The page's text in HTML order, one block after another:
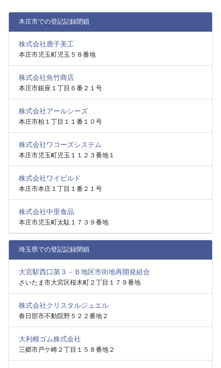
本庄市での登記記録閉鎖
株式会社鹿子美工
本庄市児玉町児玉５８番地
株式会社魚竹商店
本庄市銀座１丁目６番２１号
株式会社アールシーズ
本庄市柏１丁目１１番１０号
株式会社ワコーズシステム
本庄市児玉町児玉１１２３番地１
株式会社ワイビルド
本庄市本庄１丁目１番２１号
株式会社中里食品
本庄市児玉町太駄１７３９番地
埼玉県での登記記録閉鎖
大宮駅西口第３－Ｂ地区市街地再開発組合
さいたま市大宮区桜木町２丁目１７９番地
株式会社クリスタルジュエル
春日部市不動院野５２２番地２
大利根ゴム株式会社
三郷市戸ケ崎２丁目１５８番地２